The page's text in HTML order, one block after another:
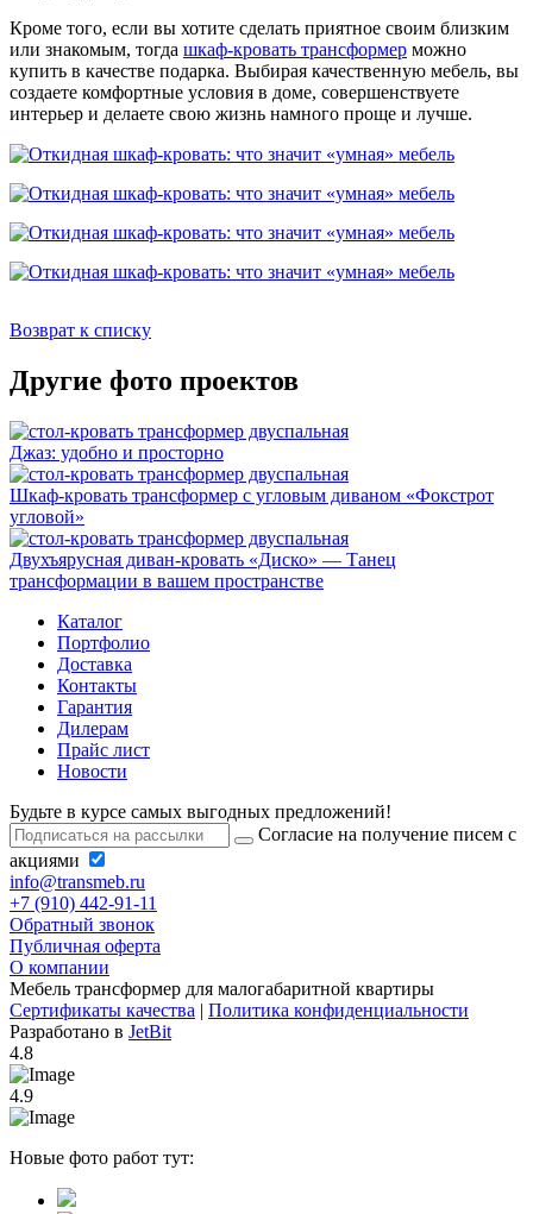
Кроме того, если вы хотите сделать приятное своим близким
или знакомым, тогда шкаф-кровать трансформер можно
купить в качестве подарка. Выбирая качественную мебель, вы
создаете комфортные условия в доме, совершенствуете
интерьер и делаете свою жизнь намного проще и лучше.
Возврат к списку
Другие фото проектов
Джаз: удобно и просторно
Шкаф-кровать трансформер с угловым диваном «Фокстрот
угловой»
Двухъярусная диван-кровать «Диско» — Танец
трансформации в вашем пространстве
Каталог
Портфолио
Доставка
Контакты
Гарантия
Дилерам
Прайс лист
Новости
Будьте в курсе самых выгодных предложений!
Согласие на получение писем с
акциями
info@transmeb.ru
+7 (910) 442-91-11
Обратный звонок
Публичная оферта
О компании
Мебель трансформер для малогабаритной квартиры
Сертификаты качества | Политика конфиденциальности
Разработано в JetBit
4.8
4.9
Новые фото работ тут: